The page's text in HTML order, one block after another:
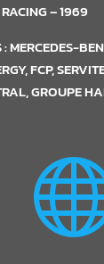
– 1969
MERCEDES-
FCP,
GROUPE